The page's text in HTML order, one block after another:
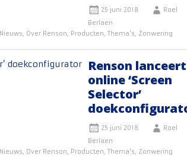
25 juni 2018
Roel
Berlaen
Nieuws, Over Renson, Producten, Thema's, Zonwering
Renson lanceert
online ‘Screen
Selector’
25 juni 2018
Roel
Berlaen
Nieuws, Over Renson, Producten, Thema's, Zonwering